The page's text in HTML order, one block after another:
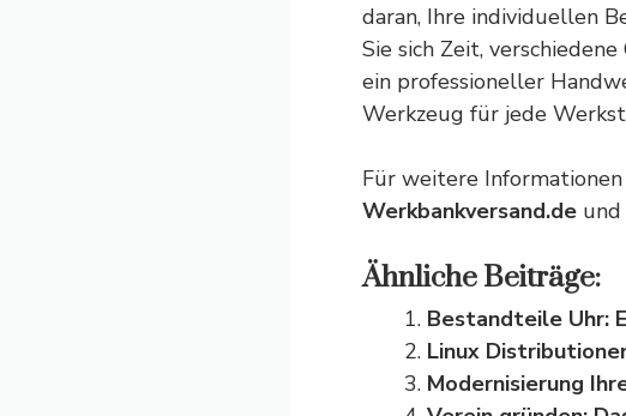
daran, Ihre individuellen
Sie sich Zeit,
ein professioneller
Werkzeug für jede
Für weitere
Werkbankversand.de
Ähnliche Beiträge:
Bestandteile Uhr:
Linux
Modernisierung